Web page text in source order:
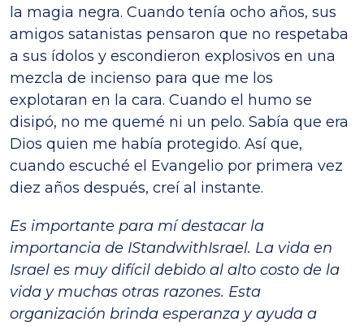
la magia negra. Cuando tenía ocho años, sus
amigos satanistas pensaron que no respetaba
a sus ídolos y escondieron explosivos en una
mezcla de incienso para que me los
explotaran en la cara. Cuando el humo se
disipó, no me quemé ni un pelo. Sabía que era
Dios quien me había protegido. Así que,
cuando escuché el Evangelio por primera vez
diez años después, creí al instante.
Es importante para mí destacar la
importancia de IStandwithIsrael. La vida en
Israel es muy difícil debido al alto costo de la
vida y muchas otras razones. Esta
organización brinda esperanza y ayuda a